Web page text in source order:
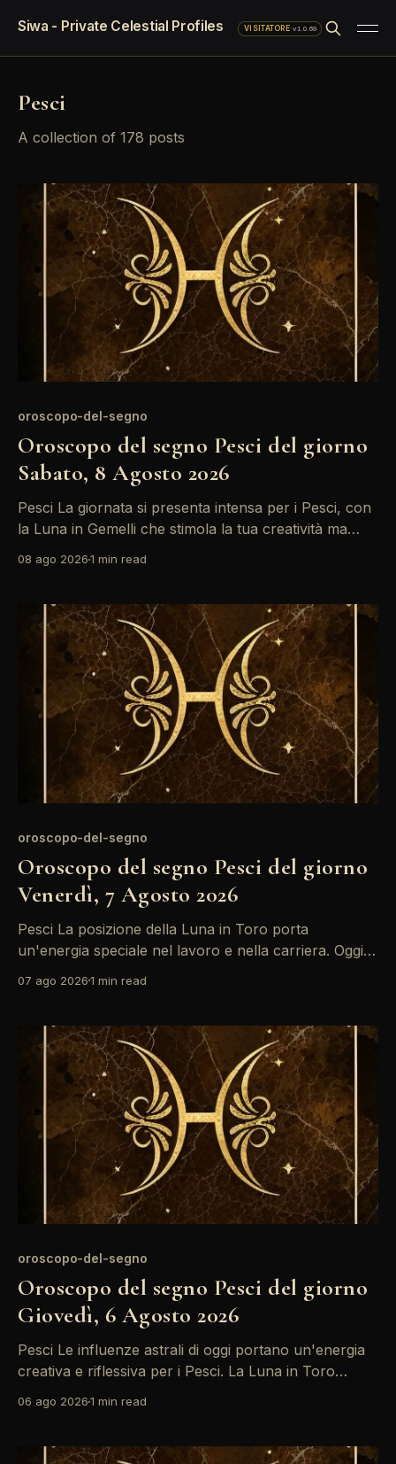
Siwa - Private Celestial Profiles VISITATORE·v1.0.69
Pesci
A collection of 178 posts
oroscopo-del-segno
Oroscopo del segno Pesci del giorno
Sabato, 8 Agosto 2026
Pesci La giornata si presenta intensa per i Pesci, con
la Luna in Gemelli che stimola la tua creatività ma
apparire più grandi, ma la tua capacità di adattamento
tempo per riflettere e ascoltare il tuo
08 ago 20261 min read
oroscopo-del-segno
Oroscopo del segno Pesci del giorno
Venerdì, 7 Agosto 2026
Pesci La posizione della Luna in Toro porta
un'energia speciale nel lavoro e nella carriera. Oggi,
sono buone opportunità per brillare e farsi notare.
potrebbe guidarti verso scelte importanti. Un&
07 ago 20261 min read
oroscopo-del-segno
Oroscopo del segno Pesci del giorno
Giovedì, 6 Agosto 2026
Pesci Le influenze astrali di oggi portano un'energia
creativa e riflessiva per i Pesci. La Luna in Toro
esplorare nuove idee e progetti. È il momento giusto
visioni con gli altri.
06 ago 20261 min read